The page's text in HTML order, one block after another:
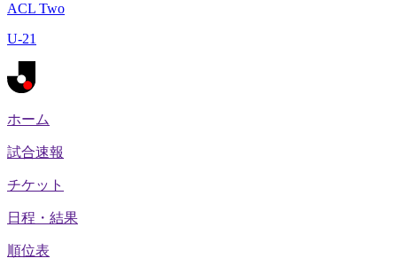
ACL Two
U-21
ホーム
試合速報
チケット
日程・結果
順位表